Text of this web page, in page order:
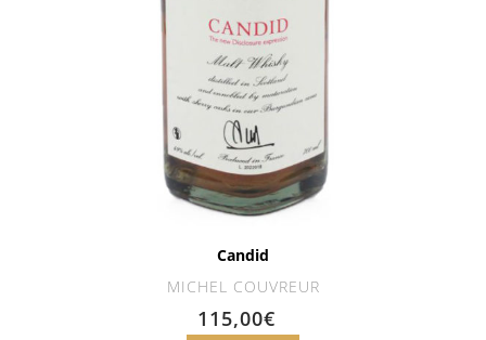
Candid
MICHEL COUVREUR
115,00€